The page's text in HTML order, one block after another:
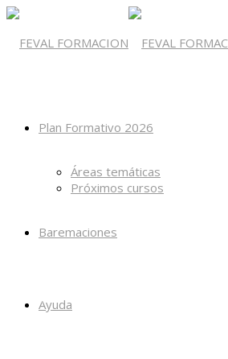
Plan Formativo 2026
Áreas temáticas
Próximos cursos
Baremaciones
Ayuda